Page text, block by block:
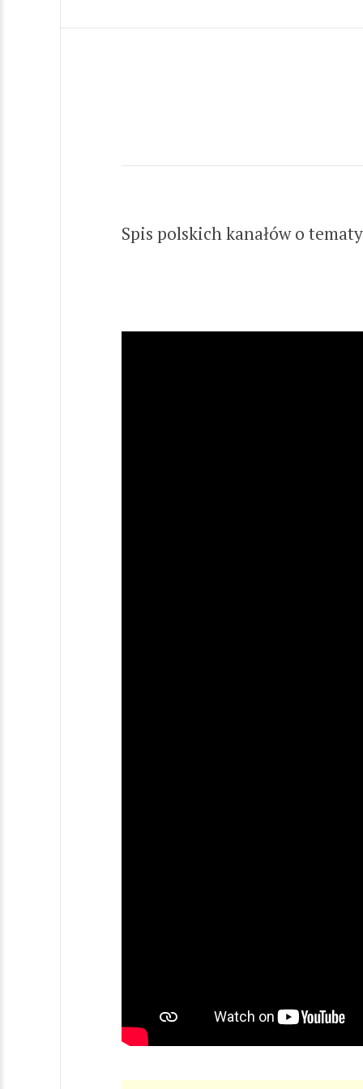
Spis polskich kanałów o